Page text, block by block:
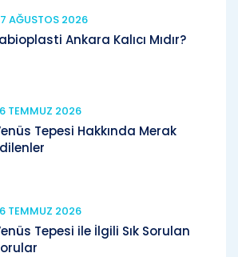
AĞUSTOS 2026
Ankara Kalıcı Mıdır?
TEMMUZ 2026
Tepesi Hakkında Merak
TEMMUZ 2026
Tepesi ile İlgili Sık Sorulan